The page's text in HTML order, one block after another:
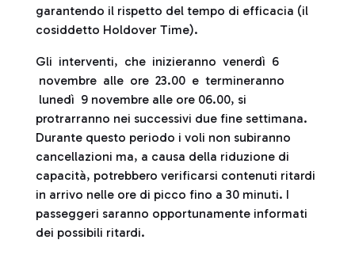
garantendo il rispetto del tempo di efficacia (il
cosiddetto Holdover Time).
Gli interventi, che inizieranno venerdì 6
novembre alle ore 23.00 e termineranno
lunedì 9 novembre alle ore 06.00, si
protrarranno nei successivi due fine settimana.
Durante questo periodo i voli non subiranno
cancellazioni ma, a causa della riduzione di
capacità, potrebbero verificarsi contenuti ritardi
in arrivo nelle ore di picco fino a 30 minuti. I
passeggeri saranno opportunamente informati
dei possibili ritardi.